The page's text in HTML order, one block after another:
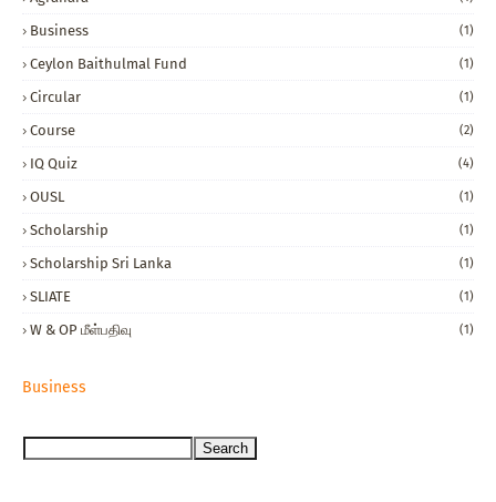
Business (1)
Ceylon Baithulmal Fund (1)
Circular (1)
Course (2)
IQ Quiz (4)
OUSL (1)
Scholarship (1)
Scholarship Sri Lanka (1)
SLIATE (1)
W & OP மீள்பதிவு (1)
Business